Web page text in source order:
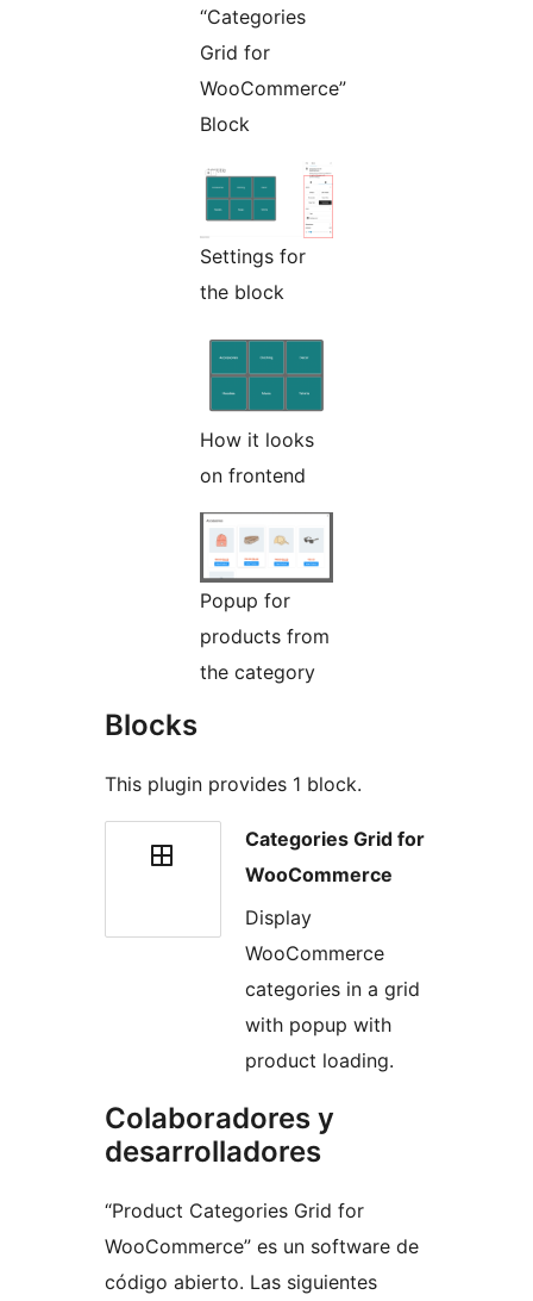
“Categories
Grid for
WooCommerce”
Block
Settings for
the block
How it looks
on frontend
Popup for
products from
the category
Blocks
This plugin provides 1 block.
Categories Grid for
WooCommerce
Display
WooCommerce
categories in a grid
with popup with
product loading.
Colaboradores y
desarrolladores
“Product Categories Grid for
WooCommerce” es un software de
código abierto. Las siguientes